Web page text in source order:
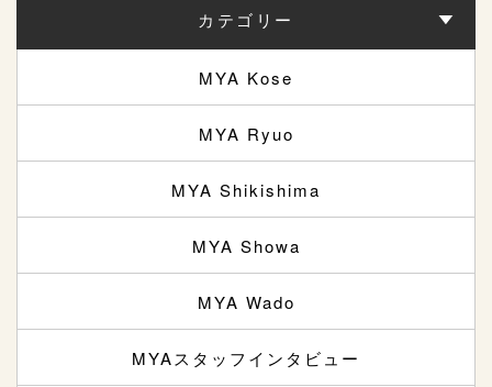
カテゴリー
MYA Kose
MYA Ryuo
MYA Shikishima
MYA Showa
MYA Wado
MYAスタッフインタビュー